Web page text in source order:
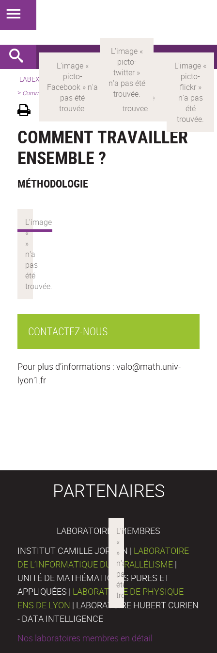
LABEX > LABEX MILYON Version française
Présentation
> Comment travailler ensemble ?
COMMENT TRAVAILLER
ENSEMBLE ?
MÉTHODOLOGIE
CONTACTEZ-NOUS
Pour plus d’informations : valo@math.univ-
lyon1.fr
PARTENAIRES
LABORATOIRES MEMBRES
INSTITUT CAMILLE JORDAN | LABORATOIRE
DE L’INFORMATIQUE DU PARALLÉLISME |
UNITÉ DE MATHÉMATIQUES PURES ET
APPLIQUÉES | LABORATOIRE DE PHYSIQUE
ENS DE LYON | LABORATOIRE HUBERT CURIEN
- DATA INTELLIGENCE
Nos laboratoires membres en détail